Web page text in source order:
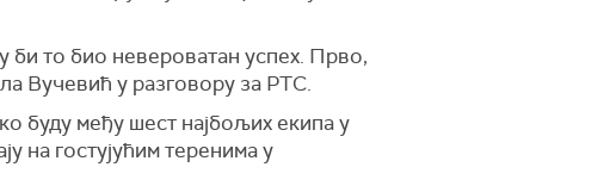
би то био невероватан успех. Прво,
Вучевић у разговору за РТС.
буду међу шест најбољих екипа у
на гостујућим теренима у